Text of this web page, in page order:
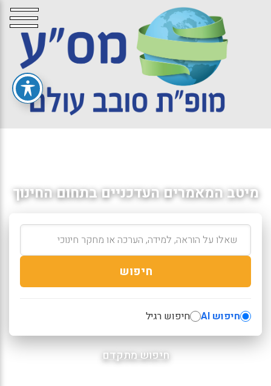
מיטב המאמרים העדכניים בתחום החינוך
חיפוש
חיפוש AI חיפוש רגיל
חיפוש מתקדם